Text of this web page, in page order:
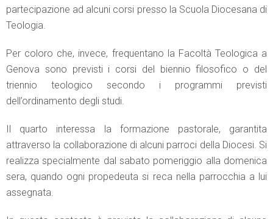
partecipazione ad alcuni corsi presso la Scuola Diocesana di
Teologia.
Per coloro che, invece, frequentano la Facoltà Teologica a
Genova sono previsti i corsi del biennio filosofico o del
triennio teologico secondo i programmi previsti
dell’ordinamento degli studi.
Il quarto interessa la formazione pastorale, garantita
attraverso la collaborazione di alcuni parroci della Diocesi. Si
realizza specialmente dal sabato pomeriggio alla domenica
sera, quando ogni propedeuta si reca nella parrocchia a lui
assegnata.